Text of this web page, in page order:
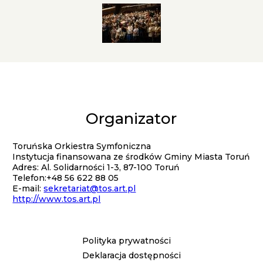
Organizator
Toruńska Orkiestra Symfoniczna
Instytucja finansowana ze środków Gminy Miasta Toruń
Adres: Al. Solidarności 1-3, 87-100 Toruń
Telefon:+48 56 622 88 05
E-mail:sekretariat@tos.art.pl
http://www.tos.art.pl
Menu
Polityka prywatności
Deklaracja dostępności